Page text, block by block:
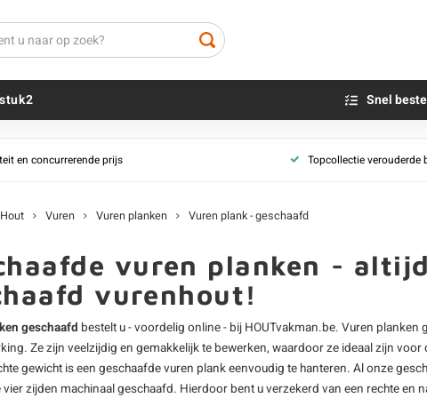
Vuren plank - thermo
Vuren plank - gegrond
Vuren plank - geschaafd
Vuren plank - fijnbezaagd
Vuren terrasplanken
Alle vurenhout planken
Vuren rabat - gegrond
Vuren rabat -
Vuren planchetten
Al ons vurenhout
Olie en lak - voor
Houtvuller
Snel
en concurrerende prijs Topcollectie verouderde
Hout Vuren Vuren planken Vuren plank - geschaafd
vuren planken -
vurenhout!
geschaafd bestelt u - voordelig online - bij HOUTvakman.be. Vuren planken
Ze zijn veelzijdig en gemakkelijk te bewerken, waardoor ze ideaal zijn
gewicht is een geschaafdevuren plankeenvoudig te hanteren. Al onze
vier zijden machinaal geschaafd. Hierdoor bent u verzekerd van een rechte en